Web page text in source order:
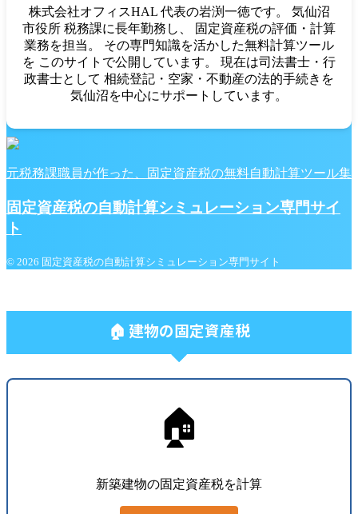
株式会社オフィスHAL 代表の岩渕一徳です。 気仙沼
市役所 税務課に長年勤務し、 固定資産税の評価・計算
業務を担当。 その専門知識を活かした無料計算ツール
を このサイトで公開しています。 現在は司法書士・行
政書士として 相続登記・空家・不動産の法的手続きを
気仙沼を中心にサポートしています。
元税務課職員が作った、固定資産税の無料自動計算ツール集
固定資産税の自動計算シミュレーション専門サイ
ト
© 2026 固定資産税の自動計算シミュレーション専門サイト
🏠 建物の固定資産税
🏠
新築建物の固定資産税を計算